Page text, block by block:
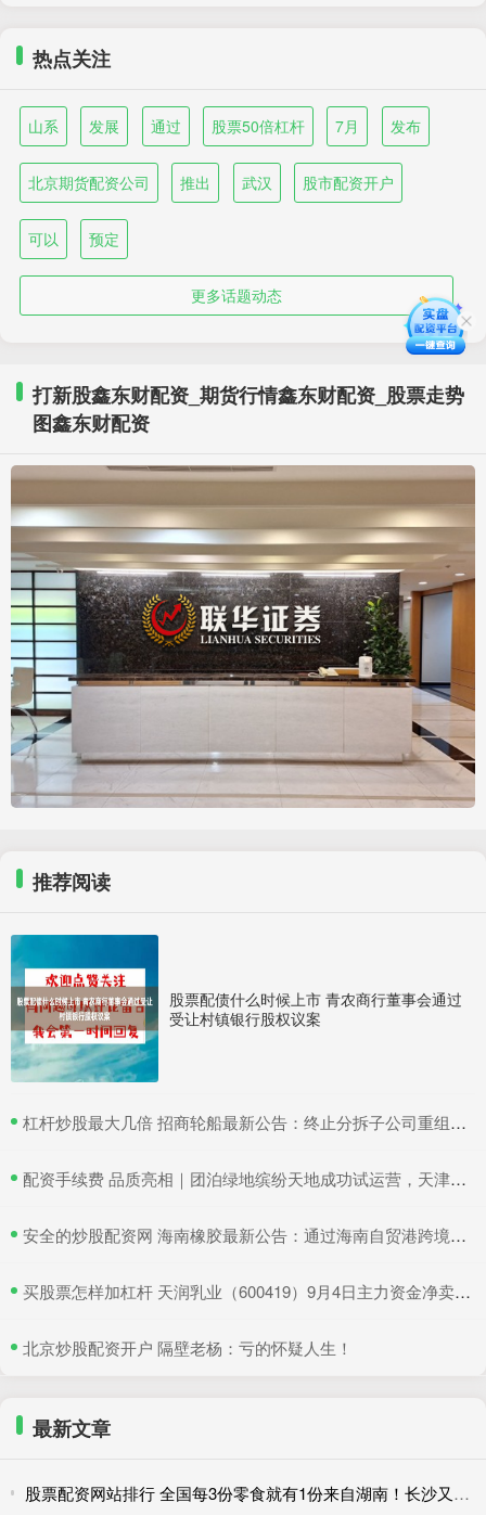
热点关注
山系 发展 通过 股票50倍杠杆 7月 发布
北京期货配资公司 推出 武汉 股市配资开户
可以 预定
更多话题动态
打新股鑫东财配资_期货行情鑫东财配资_股票走势
图鑫东财配资
推荐阅读
股票配债什么时候上市 青农商行董事会通过
受让村镇银行股权议案
​杠杆炒股最大几倍 招商轮船最新公告：终止分拆子公司重组上市
​配资手续费 品质亮相｜团泊绿地缤纷天地成功试运营，天津静海再添商业新地标！
​安全的炒股配资网 海南橡胶最新公告：通过海南自贸港跨境资金集中运营中心认定
​买股票怎样加杠杆 天润乳业（600419）9月4日主力资金净卖出374.43万元
​北京炒股配资开户 隔壁老杨：亏的怀疑人生！
最新文章
股票配资网站排行 全国每3份零食就有1份来自湖南！长沙又跑出消费新物种，开一家火一家